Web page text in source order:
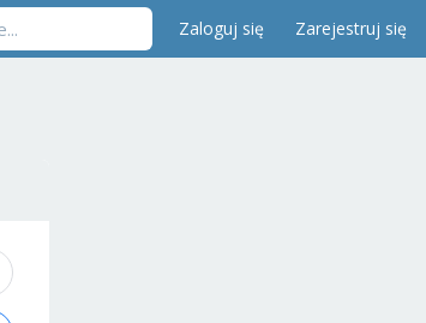
Zaloguj się Zarejestruj się